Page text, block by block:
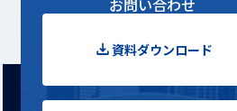
お問い合わせ
資料ダウンロード